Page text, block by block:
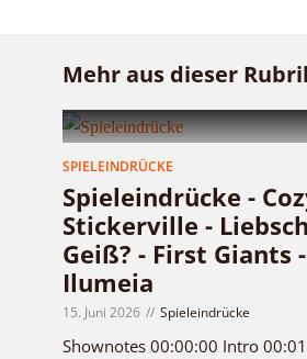
Mehr aus dieser
SPIELEINDRÜCKE
Spieleindrücke -
Stickerville -
Geiß? - First Giants
Ilumeia
15. Juni 2026 Spieleindrücke
Shownotes 00:00:00 Intro